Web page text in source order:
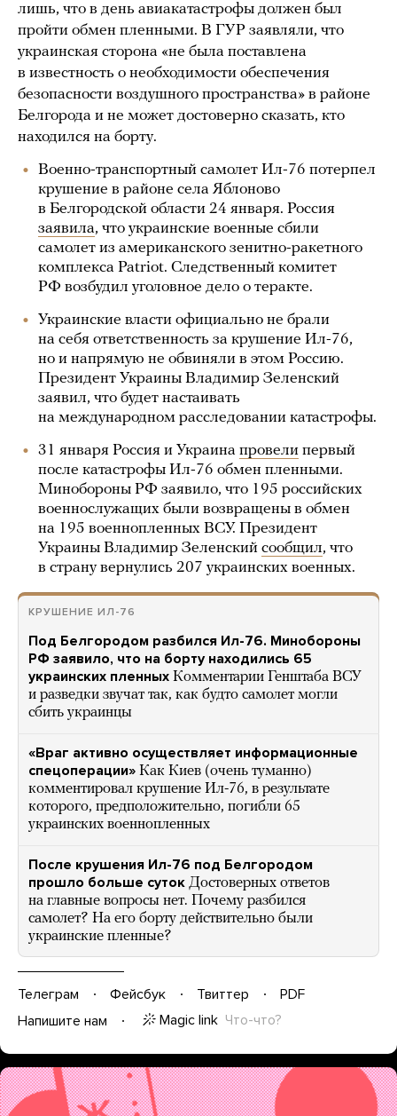
лишь, что в день авиакатастрофы должен был
пройти обмен пленными. В ГУР заявляли, что
украинская сторона «не была поставлена
в известность о необходимости обеспечения
безопасности воздушного пространства» в районе
Белгорода и не может достоверно сказать, кто
находился на борту.
Военно-транспортный самолет Ил-76 потерпел
крушение в районе села Яблоново
в Белгородской области 24 января. Россия
заявила, что украинские военные сбили
самолет из американского зенитно-ракетного
комплекса Patriot. Следственный комитет
РФ возбудил уголовное дело о теракте.
Украинские власти официально не брали
на себя ответственность за крушение Ил-76,
но и напрямую не обвиняли в этом Россию.
Президент Украины Владимир Зеленский
заявил, что будет настаивать
на международном расследовании катастрофы.
31 января Россия и Украина провели первый
после катастрофы Ил-76 обмен пленными.
Минобороны РФ заявило, что 195 российских
военнослужащих были возвращены в обмен
на 195 военнопленных ВСУ. Президент
Украины Владимир Зеленский сообщил, что
в страну вернулись 207 украинских военных.
КРУШЕНИЕ ИЛ-76
Под Белгородом разбился Ил-76. Минобороны
РФ заявило, что на борту находились 65
украинских пленных Комментарии Генштаба ВСУ
и разведки звучат так, как будто самолет могли
сбить украинцы
«Враг активно осуществляет информационные
спецоперации» Как Киев (очень туманно)
комментировал крушение Ил-76, в результате
которого, предположительно, погибли 65
украинских военнопленных
После крушения Ил-76 под Белгородом
прошло больше суток Достоверных ответов
на главные вопросы нет. Почему разбился
самолет? На его борту действительно были
украинские пленные?
Телеграм Фейсбук Твиттер
PDF
Напишите нам
Magic link Что-что?